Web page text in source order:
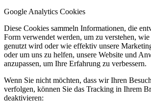
Google Analytics Cookies
Diese Cookies sammeln Informationen, die
Form verwendet werden, um zu verstehen, wie
genutzt wird oder wie effektiv unsere
oder um uns zu helfen, unsere Website und
anzupassen, um Ihre Erfahrung zu verbessern.
Wenn Sie nicht möchten, dass wir Ihren
verfolgen, können Sie das Tracking in Ihrem
deaktivieren: